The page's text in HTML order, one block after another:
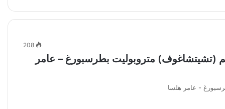
208
(تشيتشاغوف) متروبوليت بطرسبورغ – عامر
- عامر هلسا